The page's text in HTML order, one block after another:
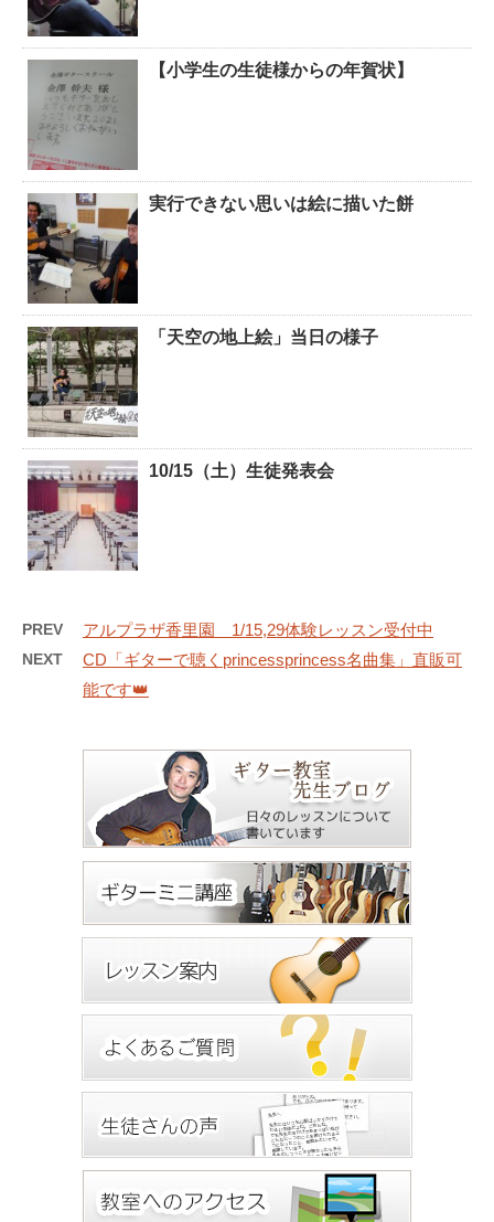
【小学生の生徒様からの年賀状】
実行できない思いは絵に描いた餅
「天空の地上絵」当日の様子
10/15（土）生徒発表会
PREV アルプラザ香里園 1/15,29体験レッスン受付中
NEXT
CD「ギターで聴くprincessprincess名曲集」直販可
能です👑